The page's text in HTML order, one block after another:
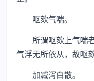
呕欬气喘。
所谓呕欬上气喘者
气浮无所依从，故呕
加减泻白散。